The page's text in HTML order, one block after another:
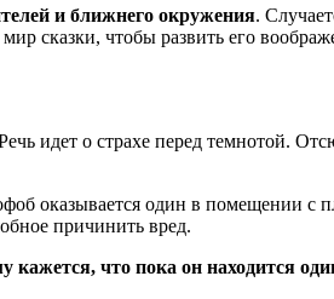
и ближнего окружения.
сказки, чтобы развить его
идет о страхе перед темнотой.
оказывается один в помещении
причинить вред.
что пока он находится